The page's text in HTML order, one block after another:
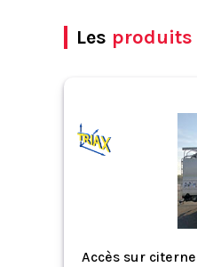
Les produits
Accès sur